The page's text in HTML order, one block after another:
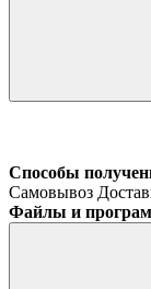
Способы
Самовывоз
Файлы и